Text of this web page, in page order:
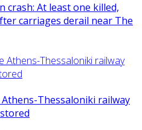
crash: At least one killed,
carriages derail near The
Thessaloniki railway